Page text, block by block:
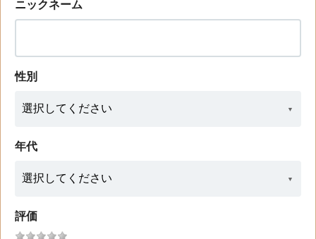
ニックネーム
性別
年代
評価